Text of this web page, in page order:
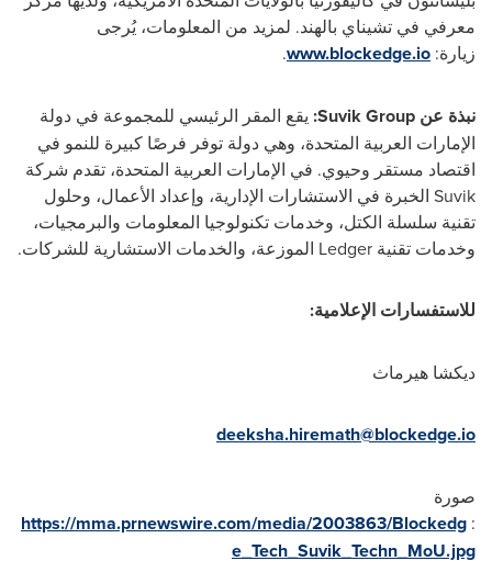
معرفي في تشيناي بالهند. لمزيد من المعلومات، يُرجى
زيارة: www.blockedge.io
.
نبذة عن Suvik Group
: يقع المقر الرئيسي للمجموعة في دولة
الإمارات العربية المتحدة، وهي دولة توفر فرصًا كبيرة للنمو في
اقتصاد مستقر وحيوي. في الإمارات العربية المتحدة، تقدم شركة
Suvik الخبرة في الاستشارات الإدارية، وإعداد الأعمال، وحلول
تقنية سلسلة الكتل، وخدمات تكنولوجيا المعلومات والبرمجيات،
وخدمات تقنية Ledger الموزعة، والخدمات الاستشارية للشركات.
للاستفسارات الإعلامية:
ديكشا هيرماث
deeksha.hiremath@blockedge.io
صورة
:
https://mma.prnewswire.com/media/2003863/Blockedg
e_Tech_Suvik_Techn_MoU.jpg